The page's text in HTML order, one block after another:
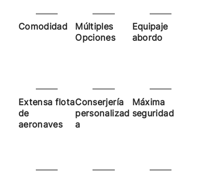
Comodidad
Múltiples
Opciones
Equipaje
abordo
Extensa flota
de
aeronaves
Conserjería
personalizad
a
Máxima
seguridad